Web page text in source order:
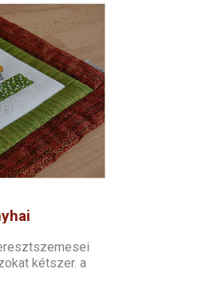
kétszer. a